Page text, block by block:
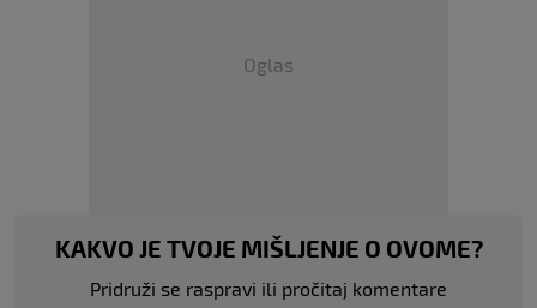
Oglas
KAKVO JE TVOJE MIŠLJENJE O OVOME?
Pridruži se raspravi ili pročitaj komentare